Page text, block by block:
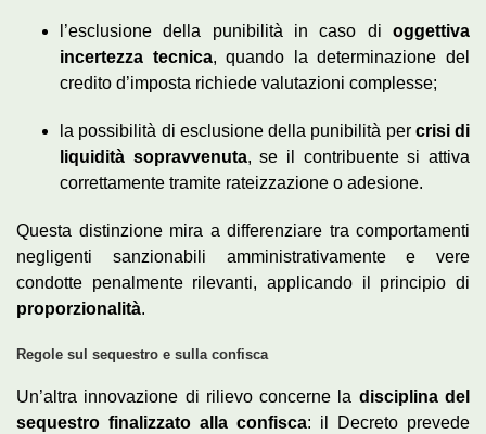
l’esclusione della punibilità in caso di oggettiva
incertezza tecnica, quando la determinazione del
credito d’imposta richiede valutazioni complesse;
la possibilità di esclusione della punibilità per crisi di
liquidità sopravvenuta, se il contribuente si attiva
correttamente tramite rateizzazione o adesione.
Questa distinzione mira a differenziare tra comportamenti
negligenti sanzionabili amministrativamente e vere
condotte penalmente rilevanti, applicando il principio di
proporzionalità.
Regole sul sequestro e sulla confisca
Un’altra innovazione di rilievo concerne la disciplina del
sequestro finalizzato alla confisca: il Decreto prevede